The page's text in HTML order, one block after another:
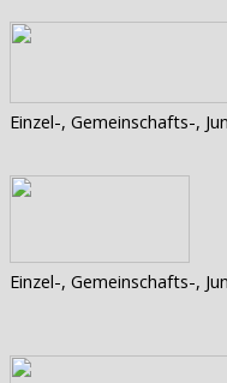
Einzel-, Gemeinschafts-,
Einzel-, Gemeinschafts-,